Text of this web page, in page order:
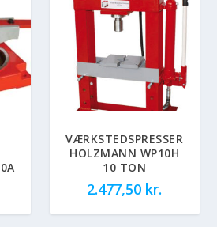
VÆRKSTEDSPRESSER
HOLZMANN WP10H
10 TON
2.477,50 kr.